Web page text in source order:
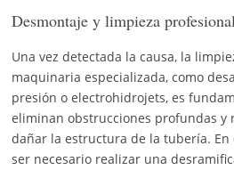
Desmontaje y limpieza
Una vez detectada la causa, la
maquinaria especializada, como
presión o electrohidrojets, es
eliminan obstrucciones profundas y
dañar la estructura de la tubería. En
ser necesario realizar una